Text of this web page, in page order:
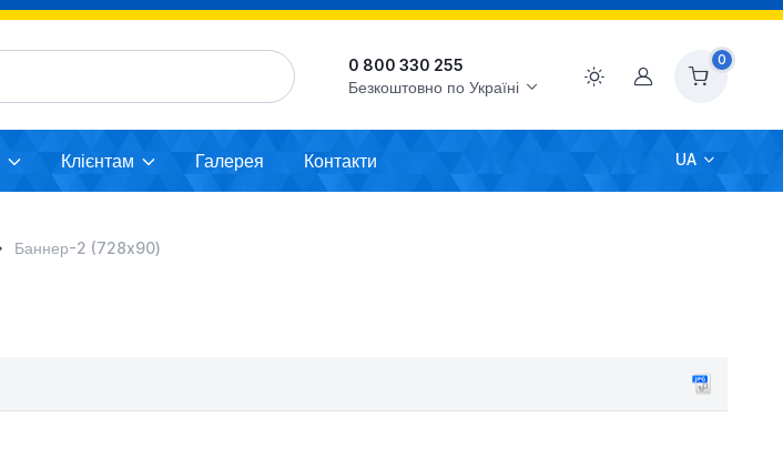
0 800 330 255
Безкоштовно по Україні
Акаунт
0
Клієнтам Галерея Контакти UA
Баннер-2 (728x90)